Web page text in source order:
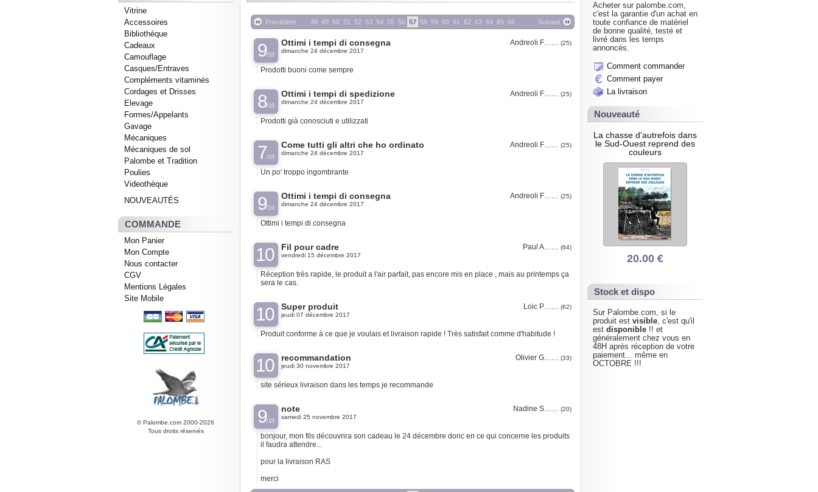
Acheter sur palombe.com,
c'est la garantie d'un achat en
toute confiance de matériel
de bonne qualité, testé et
livré dans les temps
annoncés.
Comment commander
Comment payer
La livraison
Nouveauté
La chasse d'autrefois dans
le Sud-Ouest reprend des
couleurs
20.00 €
Stock et dispo
Sur Palombe.com, si le
produit est visible, c'est qu'il
est disponible!! et
généralement chez vous en
48H après réception de votre
paiement... même en
OCTOBRE !!!
Vitrine
Accessoires
Bibliothèque
Cadeaux
Camouflage
Casques/Entraves
Compléments vitaminés
Cordages et Drisses
Elevage
Formes/Appelants
Gavage
Mécaniques
Mécaniques de sol
Palombe et Tradition
Poulies
Videothèque
NOUVEAUTÉS
COMMANDE
Mon Panier
Mon Compte
Nous contacter
CGV
Mentions Légales
Site Mobile
© Palombe.com 2000-2026
Tous droits réservés
Suivant
Précédent 48 49 50 51 52 53 54 55 56 57 58 59 60 61 62 63 64 65 66
Andreoli F…… (25)
9/10
Ottimi i tempi di consegna
dimanche 24 décembre 2017
Prodotti buoni come sempre
Andreoli F…… (25)
8/10
Ottimi i tempi di spedizione
dimanche 24 décembre 2017
Prodotti già conosciuti e utilizzati
Andreoli F…… (25)
7/10
Come tutti gli altri che ho ordinato
dimanche 24 décembre 2017
Un po' troppo ingombrante
Andreoli F…… (25)
9/10
Ottimi i tempi di consegna
dimanche 24 décembre 2017
Ottimi i tempi di consegna
Paul A…… (64)
10 Fil pour cadre
vendredi 15 décembre 2017
Réception très rapide, le produit a l'air parfait, pas encore mis en place , mais au printemps ça
sera le cas.
Loic P…… (62)
10 Super produit
jeudi 07 décembre 2017
Produit conforme à ce que je voulais et livraison rapide ! Très satisfait comme d'habitude !
Olivier G…… (33)
10 recommandation
jeudi 30 novembre 2017
site sérieux livraison dans les temps je recommande
Nadine S…… (20)
9/10
note
samedi 25 novembre 2017
bonjour, mon fils découvrira son cadeau le 24 décembre donc en ce qui concerne les produits
il faudra attendre...
pour la livraison RAS
merci